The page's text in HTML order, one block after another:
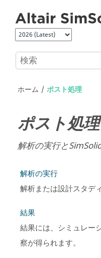
ホーム ポスト処理
ポスト処理
解析の実行と
解析の実行
解析または設計スタデ
結果
結果には、シミュレー
察が得られます。